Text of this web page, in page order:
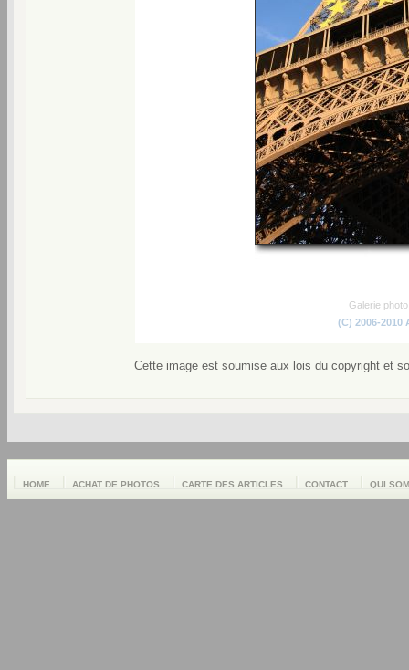
Galerie
(C) 2006-2010
Cette image est soumise aux lois du copyright et
HOME ACHAT DE PHOTOS CARTE DES ARTICLES CONTACT QUI